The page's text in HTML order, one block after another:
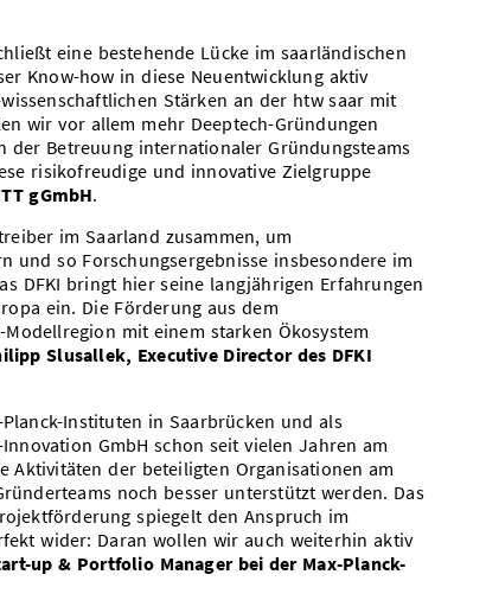
eine bestehende Lücke im saarländischen
Know-how in diese Neuentwicklung aktiv
Stärken an der htw saar mit
wir vor allem mehr Deeptech-Gründungen
Betreuung internationaler Gründungsteams
risikofreudige und innovative Zielgruppe
gGmbH.
im Saarland zusammen, um
und so Forschungsergebnisse insbesondere im
DFKI bringt hier seine langjährigen Erfahrungen
ein. Die Förderung aus dem
mit einem starken Ökosystem
Slusallek, Executive Director des DFKI
Instituten in Saarbrücken und als
GmbH schon seit vielen Jahren am
Aktivitäten der beteiligten Organisationen am
noch besser unterstützt werden. Das
spiegelt den Anspruch im
wider: Daran wollen wir auch weiterhin aktiv
up & Portfolio Manager bei der Max-Planck-